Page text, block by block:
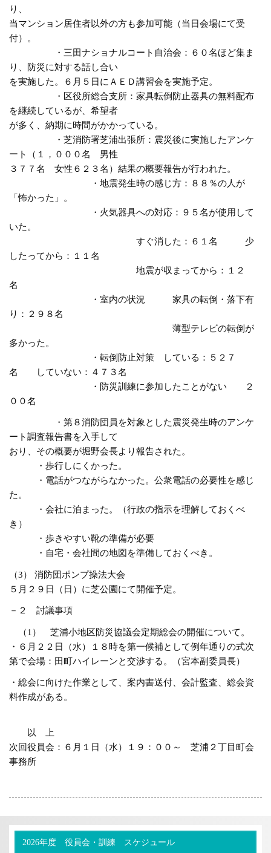
り、
当マンション居住者以外の方も参加可能（当日会場にて受
付）。
・三田ナショナルコート自治会：６０名ほど集ま
り、防災に対する話し合い
を実施した。６月５日にＡＥＤ講習会を実施予定。
・区役所総合支所：家具転倒防止器具の無料配布
を継続しているが、希望者
が多く、納期に時間がかかっている。
・芝消防署芝浦出張所：震災後に実施したアンケ
ート（１，０００名 男性
３７７名 女性６２３名）結果の概要報告が行われた。
・地震発生時の感じ方：８８％の人が
「怖かった」。
・火気器具への対応：９５名が使用して
いた。
すぐ消した：６１名 少
したってから：１１名
地震が収まってから：１２
名
・室内の状況 家具の転倒・落下有
り：２９８名
薄型テレビの転倒が
多かった。
・転倒防止対策 している：５２７
名 していない：４７３名
・防災訓練に参加したことがない ２
００名
・第８消防団員を対象とした震災発生時のアンケ
ート調査報告書を入手して
おり、その概要が堀野会長より報告された。
・歩行しにくかった。
・電話がつながらなかった。公衆電話の必要性を感じ
た。
・会社に泊まった。（行政の指示を理解しておくべ
き）
・歩きやすい靴の準備が必要
・自宅・会社間の地図を準備しておくべき。
（3） 消防団ポンプ操法大会
５月２９日（日）に芝公園にて開催予定。
－２ 討議事項
（1） 芝浦小地区防災協議会定期総会の開催について。
・６月２２日（水）１８時を第一候補として例年通りの式次
第で会場：田町ハイレーンと交渉する。（宮本副委員長）
・総会に向けた作業として、案内書送付、会計監査、総会資
料作成がある。
以 上
次回役員会：６月１日（水）１９：００～ 芝浦２丁目町会
事務所
2026年度 役員会・訓練 スケジュール